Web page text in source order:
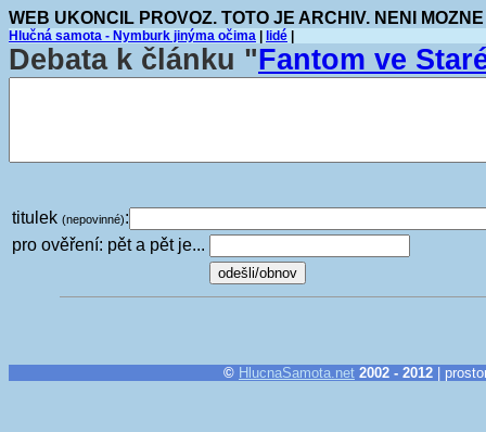
WEB UKONCIL PROVOZ. TOTO JE ARCHIV. NENI
Hlučná samota - Nymburk jinýma očima lidé
Debata k článku "Fantom ve
titulek (nepovinné):
pro ověření: pět a pět je...
© HlucnaSamota.net 2002 - 2012 |